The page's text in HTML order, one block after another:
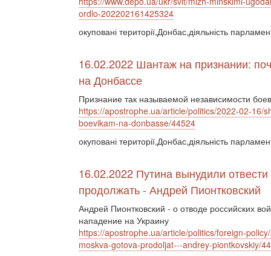
ordlo-202202161425324
окуповані території,Донбас,діяльність
16.02.2022 Шантаж на признании:
на Донбассе
Признание так называемой независимости
https://apostrophe.ua/article/politics/2022-02-16/
boevikam-na-donbasse/44524
окуповані території,Донбас,діяльність
16.02.2022 Путина вынудили
продолжать - Андрей Пионтковский
Андрей Пионтковский - о отводе российских
нападение на Украину
https://apostrophe.ua/article/politics/foreign-
moskva-gotova-prodoljat---andrey-piontkovskiy/